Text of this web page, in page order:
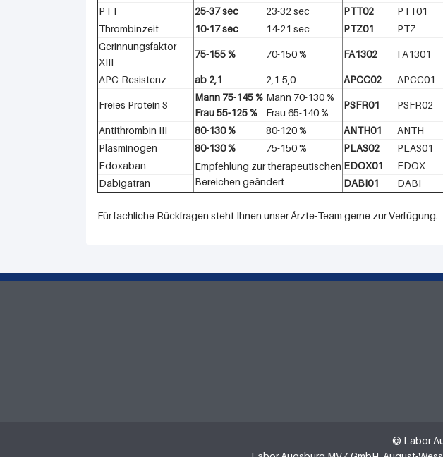
PTT
25-37 sec 23-32 sec PTT02
PTT01
Thrombinzeit
10-17 sec 14-21 sec PTZ01
PTZ
Gerinnungsfaktor
XIII
75-155 % 70-150 % FA1302 FA1301
APC-Resistenz ab 2,1 2,1-5,0 APCC02 APCC01
Freies Protein S
Mann 75-145 %
Frau 55-125 %
Mann 70-130 %
Frau 65-140 %
PSFR01 PSFR02
Antithrombin III 80-130 % 80-120 % ANTH01
ANTH
Plasminogen
80-130 % 75-150 % PLAS02
PLAS01
Edoxaban
Empfehlung zur therapeutischen
Bereichen geändert
EDOX01
EDOX
Dabigatran
DABI01 DABI
Für fachliche Rückfragen steht Ihnen unser Ärzte-Team gerne zur Verfügung.
© Labor